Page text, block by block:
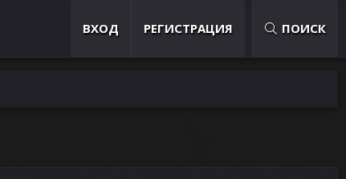
ВХОД РЕГИСТРАЦИЯ ПОИСК